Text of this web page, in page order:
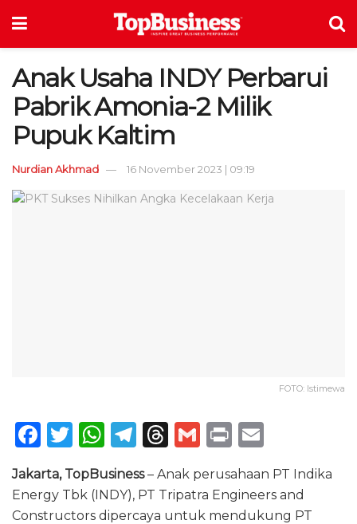
Anak Usaha INDY Perbarui
Pabrik Amonia-2 Milik
Pupuk Kaltim
Nurdian Akhmad 16 November 2023 | 09:19
FOTO: Istimewa
F
c
e
T
it
te
W
h
a
ts
T
e
g
T
re
a
G
ai
l
P
n
t
ai
l
Jakarta, TopBusiness– Anak perusahaan PT Indika
Energy Tbk (INDY), PT Tripatra Engineers and
Constructors dipercaya untuk mendukung PT